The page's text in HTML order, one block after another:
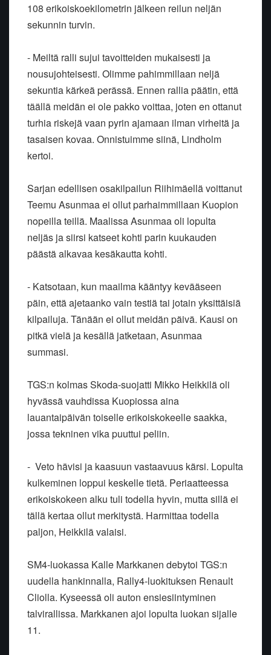
108 erikoiskoekilometrin jälkeen reilun neljän
sekunnin turvin.
- Meiltä ralli sujui tavoitteiden mukaisesti ja
nousujohteisesti. Olimme pahimmillaan neljä
sekuntia kärkeä perässä. Ennen rallia päätin, että
täällä meidän ei ole pakko voittaa, joten en ottanut
turhia riskejä vaan pyrin ajamaan ilman virheitä ja
tasaisen kovaa. Onnistuimme siinä, Lindholm
kertoi.
Sarjan edellisen osakilpailun Riihimäellä voittanut
Teemu Asunmaa ei ollut parhaimmillaan Kuopion
nopeilla teillä. Maalissa Asunmaa oli lopulta
neljäs ja siirsi katseet kohti parin kuukauden
päästä alkavaa kesäkautta kohti.
- Katsotaan, kun maailma kääntyy kevääseen
päin, että ajetaanko vain testiä tai jotain yksittäisiä
kilpailuja. Tänään ei ollut meidän päivä. Kausi on
pitkä vielä ja kesällä jatketaan, Asunmaa
summasi.
TGS:n kolmas Skoda-suojatti Mikko Heikkilä oli
hyvässä vauhdissa Kuopiossa aina
lauantaipäivän toiselle erikoiskokeelle saakka,
jossa tekninen vika puuttui peliin.
- Veto hävisi ja kaasuun vastaavuus kärsi. Lopulta
kulkeminen loppui keskelle tietä. Periaatteessa
erikoiskokeen alku tuli todella hyvin, mutta sillä ei
tällä kertaa ollut merkitystä. Harmittaa todella
paljon, Heikkilä valaisi.
SM4-luokassa Kalle Markkanen debytoi TGS:n
uudella hankinnalla, Rally4-luokituksen Renault
Cliolla. Kyseessä oli auton ensiesiintyminen
talvirallissa. Markkanen ajoi lopulta luokan sijalle
11.